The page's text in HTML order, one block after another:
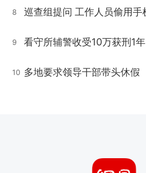
8
9 看守所辅警收受10万获刑1年
10 多地要求领导干部带头休假